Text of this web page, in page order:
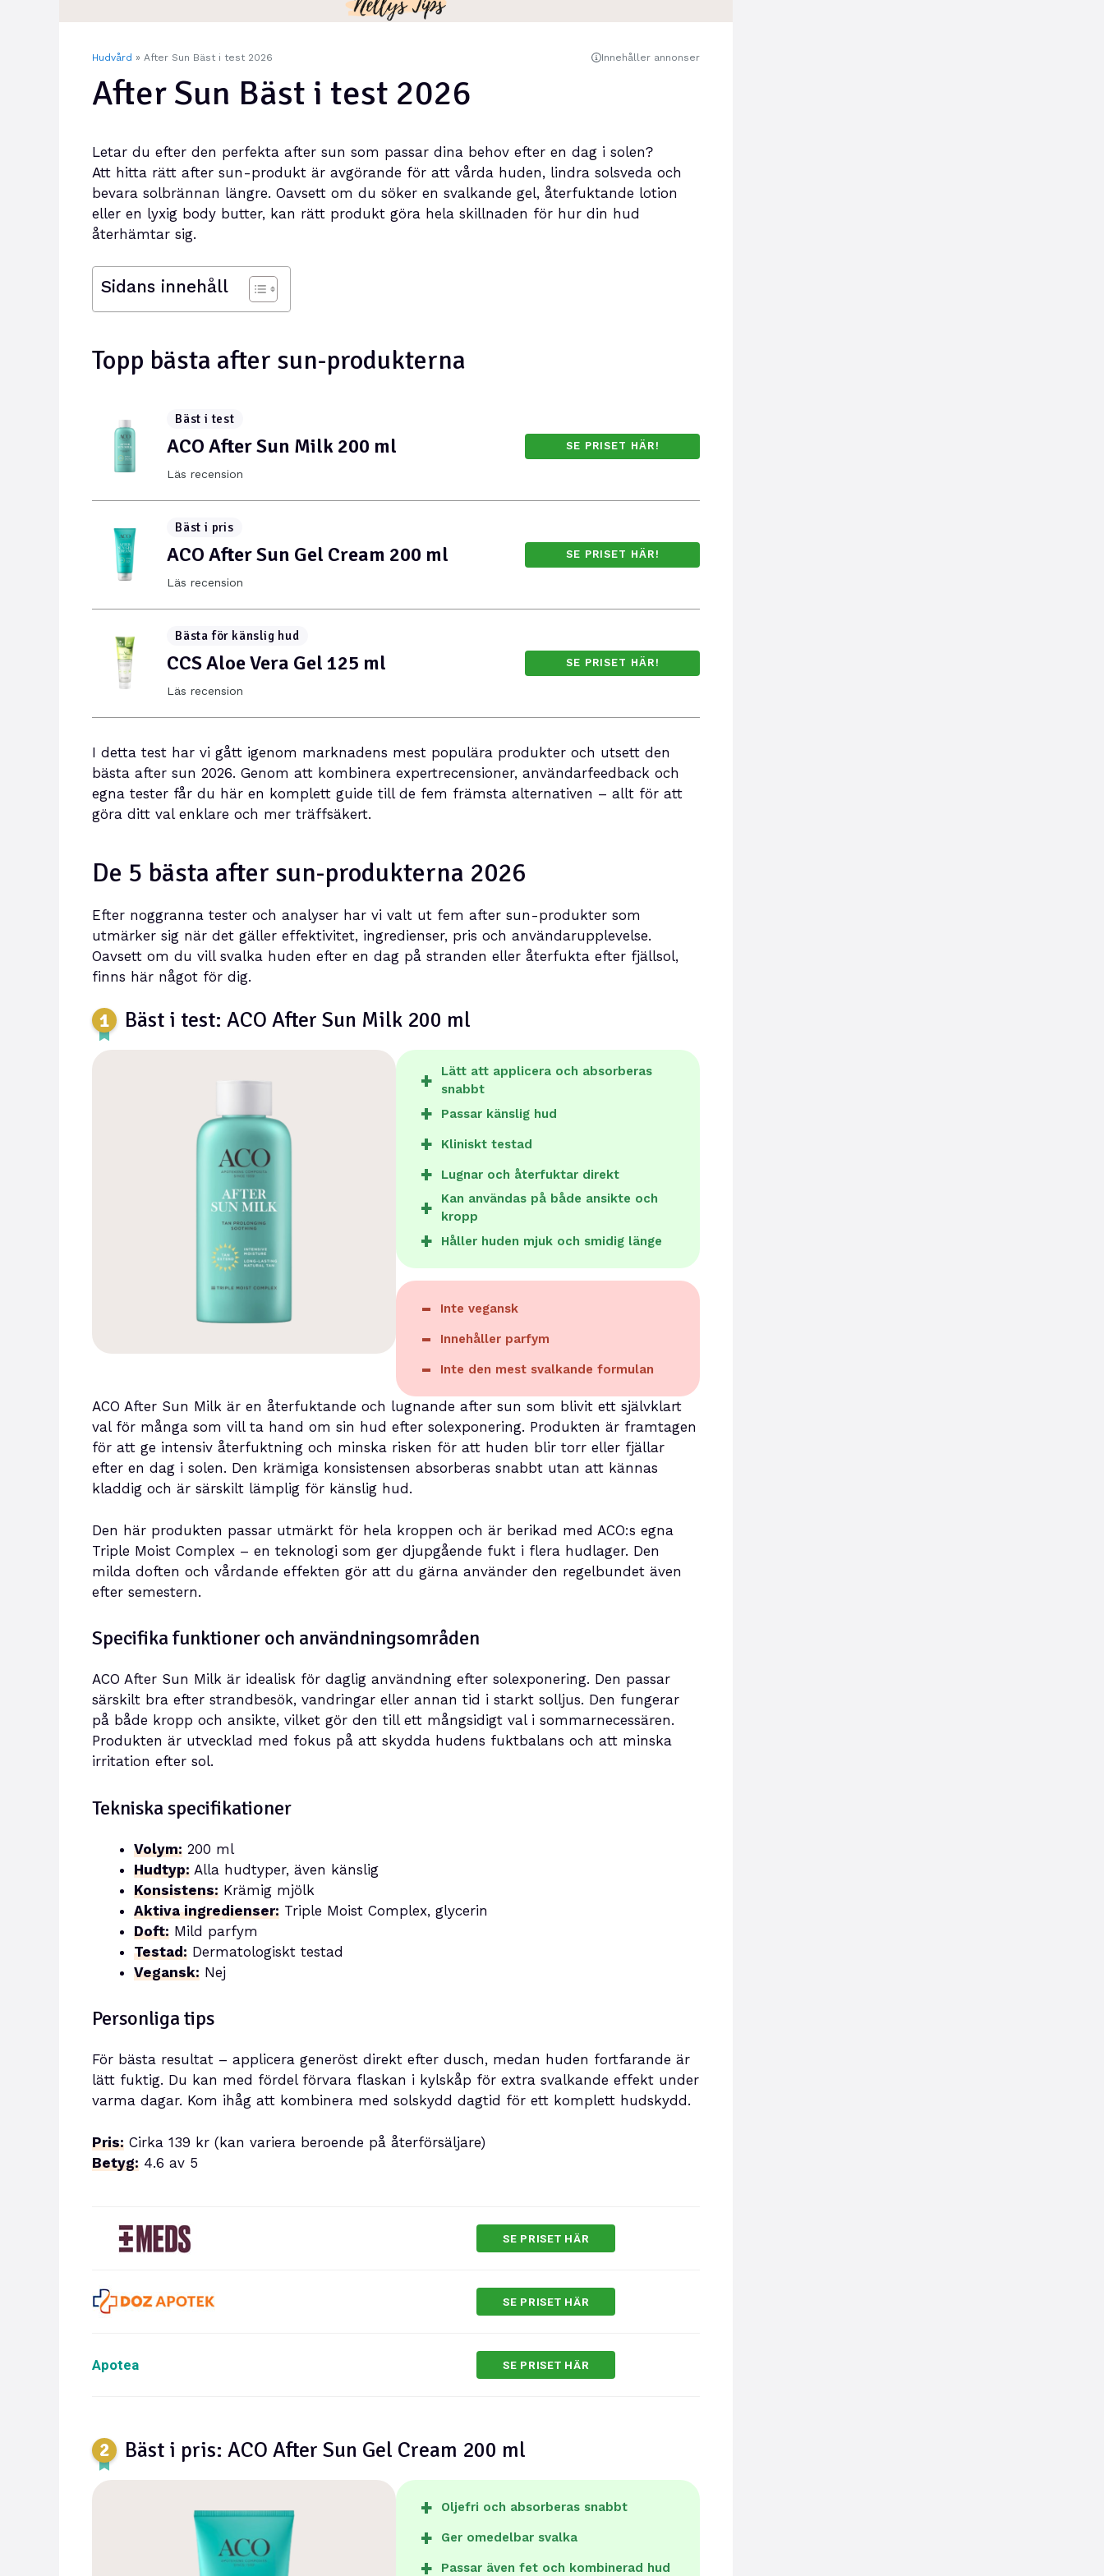
Hudvård » After Sun Bäst i test 2026 Innehåller annonser
After Sun Bäst i test 2026
Letar du efter den perfekta after sun som passar dina behov efter en dag i solen?
Att hitta rätt after sun-produkt är avgörande för att vårda huden, lindra solsveda och
bevara solbrännan längre. Oavsett om du söker en svalkande gel, återfuktande lotion
eller en lyxig body butter, kan rätt produkt göra hela skillnaden för hur din hud
återhämtar sig.
Sidans innehåll
Topp bästa after sun-produkterna
Bäst i test
ACO After Sun Milk 200 ml SE PRISET HÄR!
Läs recension
Bäst i pris
ACO After Sun Gel Cream 200 ml SE PRISET HÄR!
Läs recension
Bästa för känslig hud
CCS Aloe Vera Gel 125 ml SE PRISET HÄR!
Läs recension
I detta test har vi gått igenom marknadens mest populära produkter och utsett den
bästa after sun 2026. Genom att kombinera expertrecensioner, användarfeedback och
egna tester får du här en komplett guide till de fem främsta alternativen – allt för att
göra ditt val enklare och mer träffsäkert.
De 5 bästa after sun-produkterna 2026
Efter noggranna tester och analyser har vi valt ut fem after sun-produkter som
utmärker sig när det gäller effektivitet, ingredienser, pris och användarupplevelse.
Oavsett om du vill svalka huden efter en dag på stranden eller återfukta efter fjällsol,
finns här något för dig.
Bäst i test: ACO After Sun Milk 200 ml
Lätt att applicera och absorberas
snabbt
Passar känslig hud
Kliniskt testad
Lugnar och återfuktar direkt
Kan användas på både ansikte och
kropp
Håller huden mjuk och smidig länge
Inte vegansk
Innehåller parfym
Inte den mest svalkande formulan
ACO After Sun Milk är en återfuktande och lugnande after sun som blivit ett självklart
val för många som vill ta hand om sin hud efter solexponering. Produkten är framtagen
för att ge intensiv återfuktning och minska risken för att huden blir torr eller fjällar
efter en dag i solen. Den krämiga konsistensen absorberas snabbt utan att kännas
kladdig och är särskilt lämplig för känslig hud.
Den här produkten passar utmärkt för hela kroppen och är berikad med ACO:s egna
Triple Moist Complex – en teknologi som ger djupgående fukt i flera hudlager. Den
milda doften och vårdande effekten gör att du gärna använder den regelbundet även
efter semestern.
Specifika funktioner och användningsområden
ACO After Sun Milk är idealisk för daglig användning efter solexponering. Den passar
särskilt bra efter strandbesök, vandringar eller annan tid i starkt solljus. Den fungerar
på både kropp och ansikte, vilket gör den till ett mångsidigt val i sommarnecessären.
Produkten är utvecklad med fokus på att skydda hudens fuktbalans och att minska
irritation efter sol.
Tekniska specifikationer
Volym: 200 ml
Hudtyp: Alla hudtyper, även känslig
Konsistens: Krämig mjölk
Aktiva ingredienser: Triple Moist Complex, glycerin
Doft: Mild parfym
Testad: Dermatologiskt testad
Vegansk: Nej
Personliga tips
För bästa resultat – applicera generöst direkt efter dusch, medan huden fortfarande är
lätt fuktig. Du kan med fördel förvara flaskan i kylskåp för extra svalkande effekt under
varma dagar. Kom ihåg att kombinera med solskydd dagtid för ett komplett hudskydd.
Pris: Cirka 139 kr (kan variera beroende på återförsäljare)
Betyg: 4.6 av 5
SE PRISET HÄR
SE PRISET HÄR
Apotea SE PRISET HÄR
Bäst i pris: ACO After Sun Gel Cream 200 ml
Oljefri och absorberas snabbt
Ger omedelbar svalka
Passar även fet och kombinerad hud